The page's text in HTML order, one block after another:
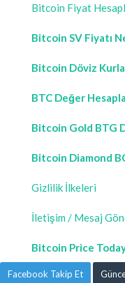
Bitcoin Fiyat
Bitcoin SV Fiyatı
Bitcoin Döviz
BTC Değer
Bitcoin Gold BTG
Bitcoin Diamond
Gizlilik İlkeleri
İletişim / Mesaj
Bitcoin Price
Facebook Takip Et